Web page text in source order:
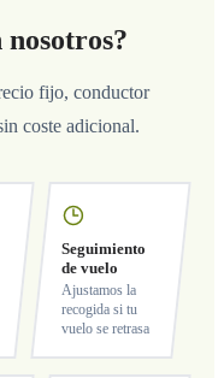
fijo, conductor
coste adicional.
Seguimiento
de vuelo
Ajustamos la
recogida si tu
vuelo se retrasa